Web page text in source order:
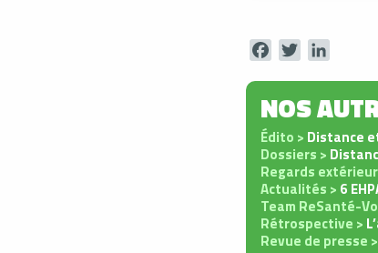
FacebookTwitter
NOS
Édito > Distance
Dossiers >
Regards
Actualités > 6
Team ReSanté-
Rétrospective >
Revue de presse >